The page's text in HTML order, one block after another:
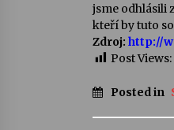
jsme odhlásili
kteří by tuto
Zdroj: http://
Post Views:
Posted in